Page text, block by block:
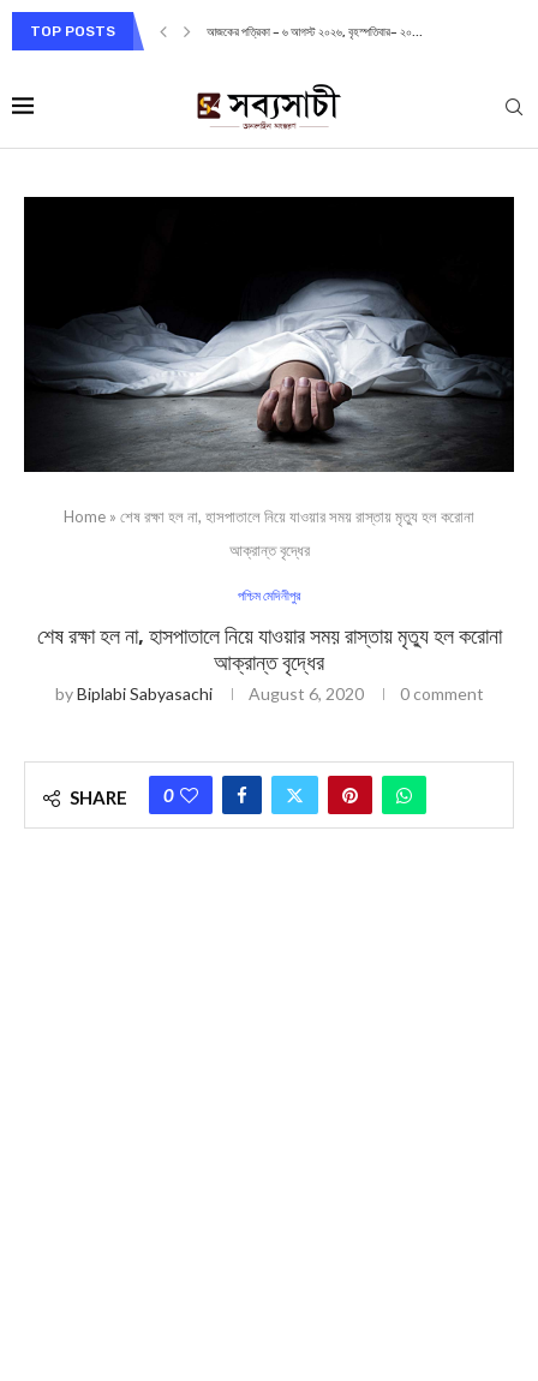
TOP POSTS আজকের পত্রিকা – ৬ আগস্ট ২০২৬, বৃহস্পতিবার– ২০...
Home » শেষ রক্ষা হল না, হাসপাতালে নিয়ে যাওয়ার সময় রাস্তায় মৃত্যু হল করোনা
আক্রান্ত বৃদ্ধের
পশ্চিম মেদিনীপুর
শেষ রক্ষা হল না, হাসপাতালে নিয়ে যাওয়ার সময় রাস্তায় মৃত্যু হল করোনা
আক্রান্ত বৃদ্ধের
byBiplabi Sabyasachi August 6, 2020 0 comment
SHARE 0